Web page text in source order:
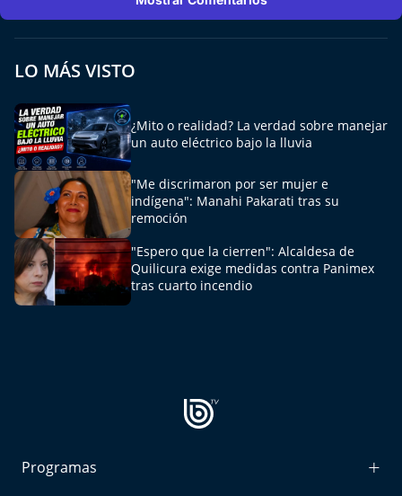
Conecta Vida
El Mejor País de Chile
Te invito a tomar once
Bío Bío en Ruta
Especiales
Chiche cuadra y su parrilla
Carrera a La Moneda
LO MÁS VISTO
¿Mito o realidad? La verdad sobre manejar
un auto eléctrico bajo la lluvia
"Me discrimaron por ser mujer e
indígena": Manahi Pakarati tras su
remoción
"Espero que la cierren": Alcaldesa de
Quilicura exige medidas contra Panimex
tras cuarto incendio
Programas